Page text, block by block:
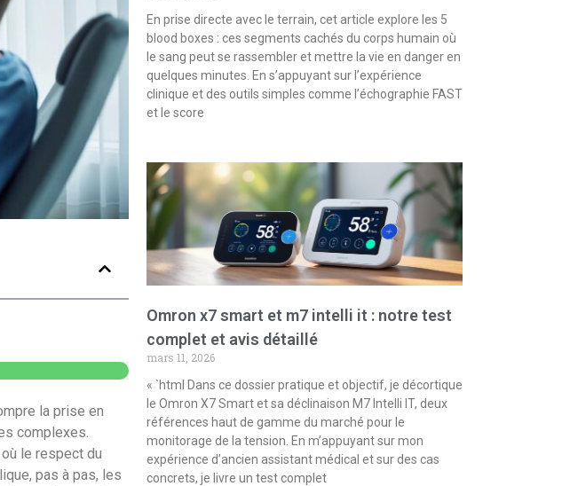
En prise directe avec le terrain, cet article explore les 5
blood boxes : ces segments cachés du corps humain où
le sang peut se rassembler et mettre la vie en danger en
quelques minutes. En s’appuyant sur l’expérience
clinique et des outils simples comme l’échographie FAST
et le score
Omron x7 smart et m7 intelli it : notre test
complet et avis détaillé
mars 11, 2026
« `html Dans ce dossier pratique et objectif, je décortique
le Omron X7 Smart et sa déclinaison M7 Intelli IT, deux
références haut de gamme du marché pour le
monitorage de la tension. En m’appuyant sur mon
expérience d’ancien assistant médical et sur des cas
concrets, je livre un test complet
la prise en
complexes.
le respect du
pas à pas, les